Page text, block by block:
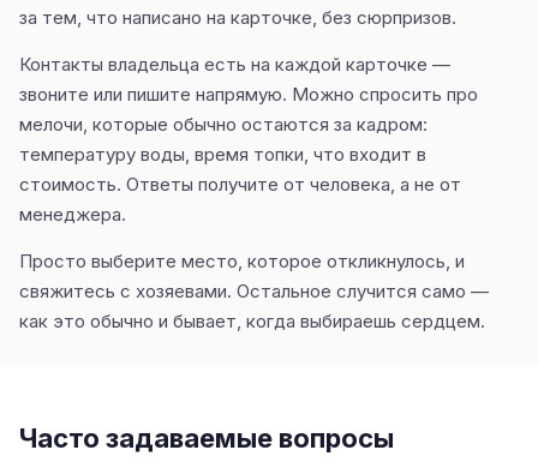
за тем, что написано на карточке, без сюрпризов.
Контакты владельца есть на каждой карточке —
звоните или пишите напрямую. Можно спросить про
мелочи, которые обычно остаются за кадром:
температуру воды, время топки, что входит в
стоимость. Ответы получите от человека, а не от
менеджера.
Просто выберите место, которое откликнулось, и
свяжитесь с хозяевами. Остальное случится само —
как это обычно и бывает, когда выбираешь сердцем.
Часто задаваемые вопросы